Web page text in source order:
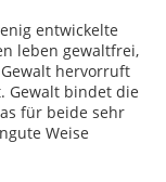
entwickelte
leben gewaltfrei,
hervorruft
Gewalt bindet die
für beide sehr
Weise